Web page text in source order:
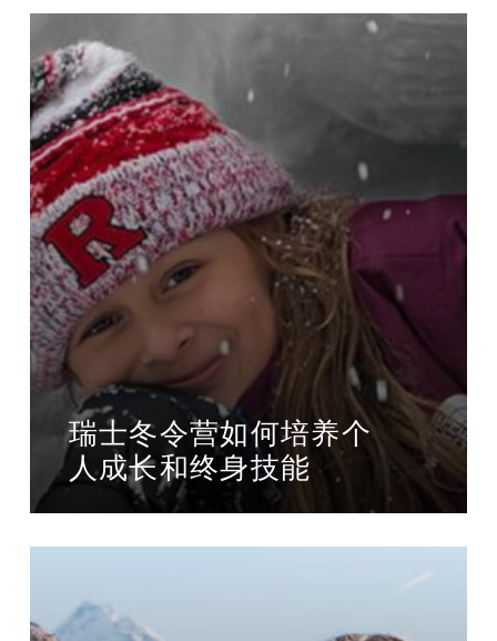
瑞士冬令营如何培养个
人成长和终身技能